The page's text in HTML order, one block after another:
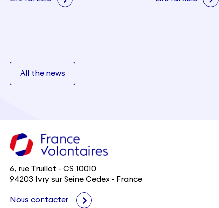
All the news
6, rue Truillot - CS 10010
94203 Ivry sur Seine Cedex - France
Nous contacter